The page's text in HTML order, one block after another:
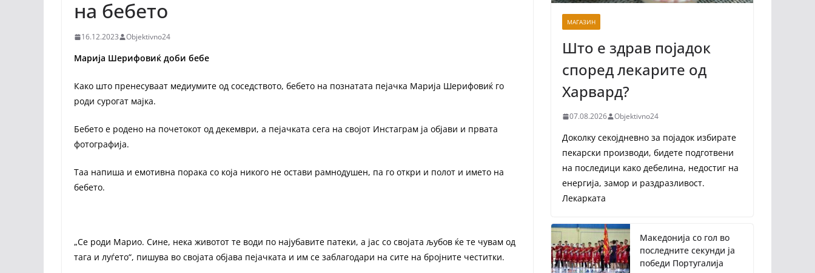
на бебето
16.12.2023 Objektivno24
Марија Шерифовиќ доби бебе
Како што пренесуваат медиумите од соседството, бебето на познатата пејачка Марија Шерифовиќ го
роди сурогат мајка.
Бебето е родено на почетокот од декември, а пејачката сега на својот Инстаграм ја објави и првата
фотографија.
Таа напиша и емотивна порака со која никого не остави рамнодушен, па го откри и полот и името на
бебето.
„Се роди Марио. Сине, нека животот те води по најубавите патеки, а јас со својата љубов ќе те чувам од
тага и луѓето“, пишува во својата објава пејачката и им се заблагодари на сите на бројните честитки.
МАГАЗИН
Што е здрав појадок
според лекарите од
Харвард?
07.08.2026 Objektivno24
Доколку секојдневно за појадок избирате
пекарски производи, бидете подготвени
на последици како дебелина, недостиг на
енергија, замор и раздразливост.
Лекарката
Македонија со гол во
последните секунди ја
победи Португалија